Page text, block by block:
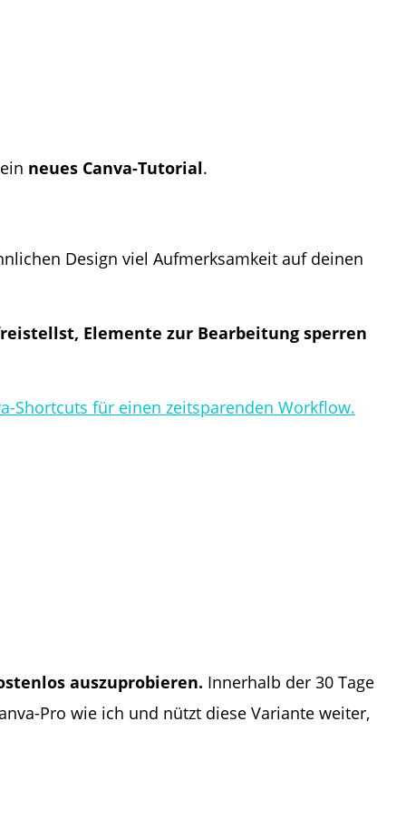
ein neues Canva-Tutorial.
Design viel Aufmerksamkeit auf deinen
Elemente zur Bearbeitung sperren
Shortcuts für einen zeitsparenden Workflow.
auszuprobieren. Innerhalb der 30 Tage
Pro wie ich und nützt diese Variante weiter,